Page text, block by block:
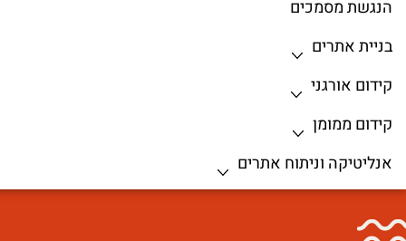
הנגשת מסמכים
בניית אתרים
קידום אורגני
קידום ממומן
אנליטיקה וניתוח אתרים